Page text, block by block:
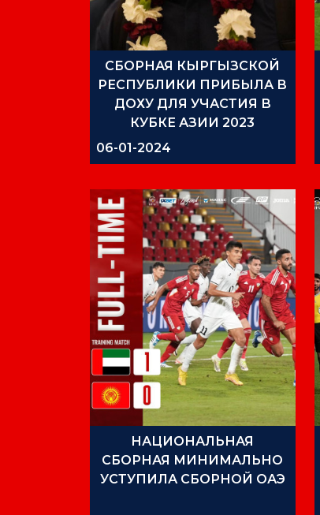
СБОРНАЯ КЫРГЫЗСКОЙ
РЕСПУБЛИКИ ПРИБЫЛА В
ДОХУ ДЛЯ УЧАСТИЯ В
КУБКЕ АЗИИ 2023
06-01-2024
НАЦИОНАЛЬНАЯ
СБОРНАЯ МИНИМАЛЬНО
УСТУПИЛА СБОРНОЙ ОАЭ